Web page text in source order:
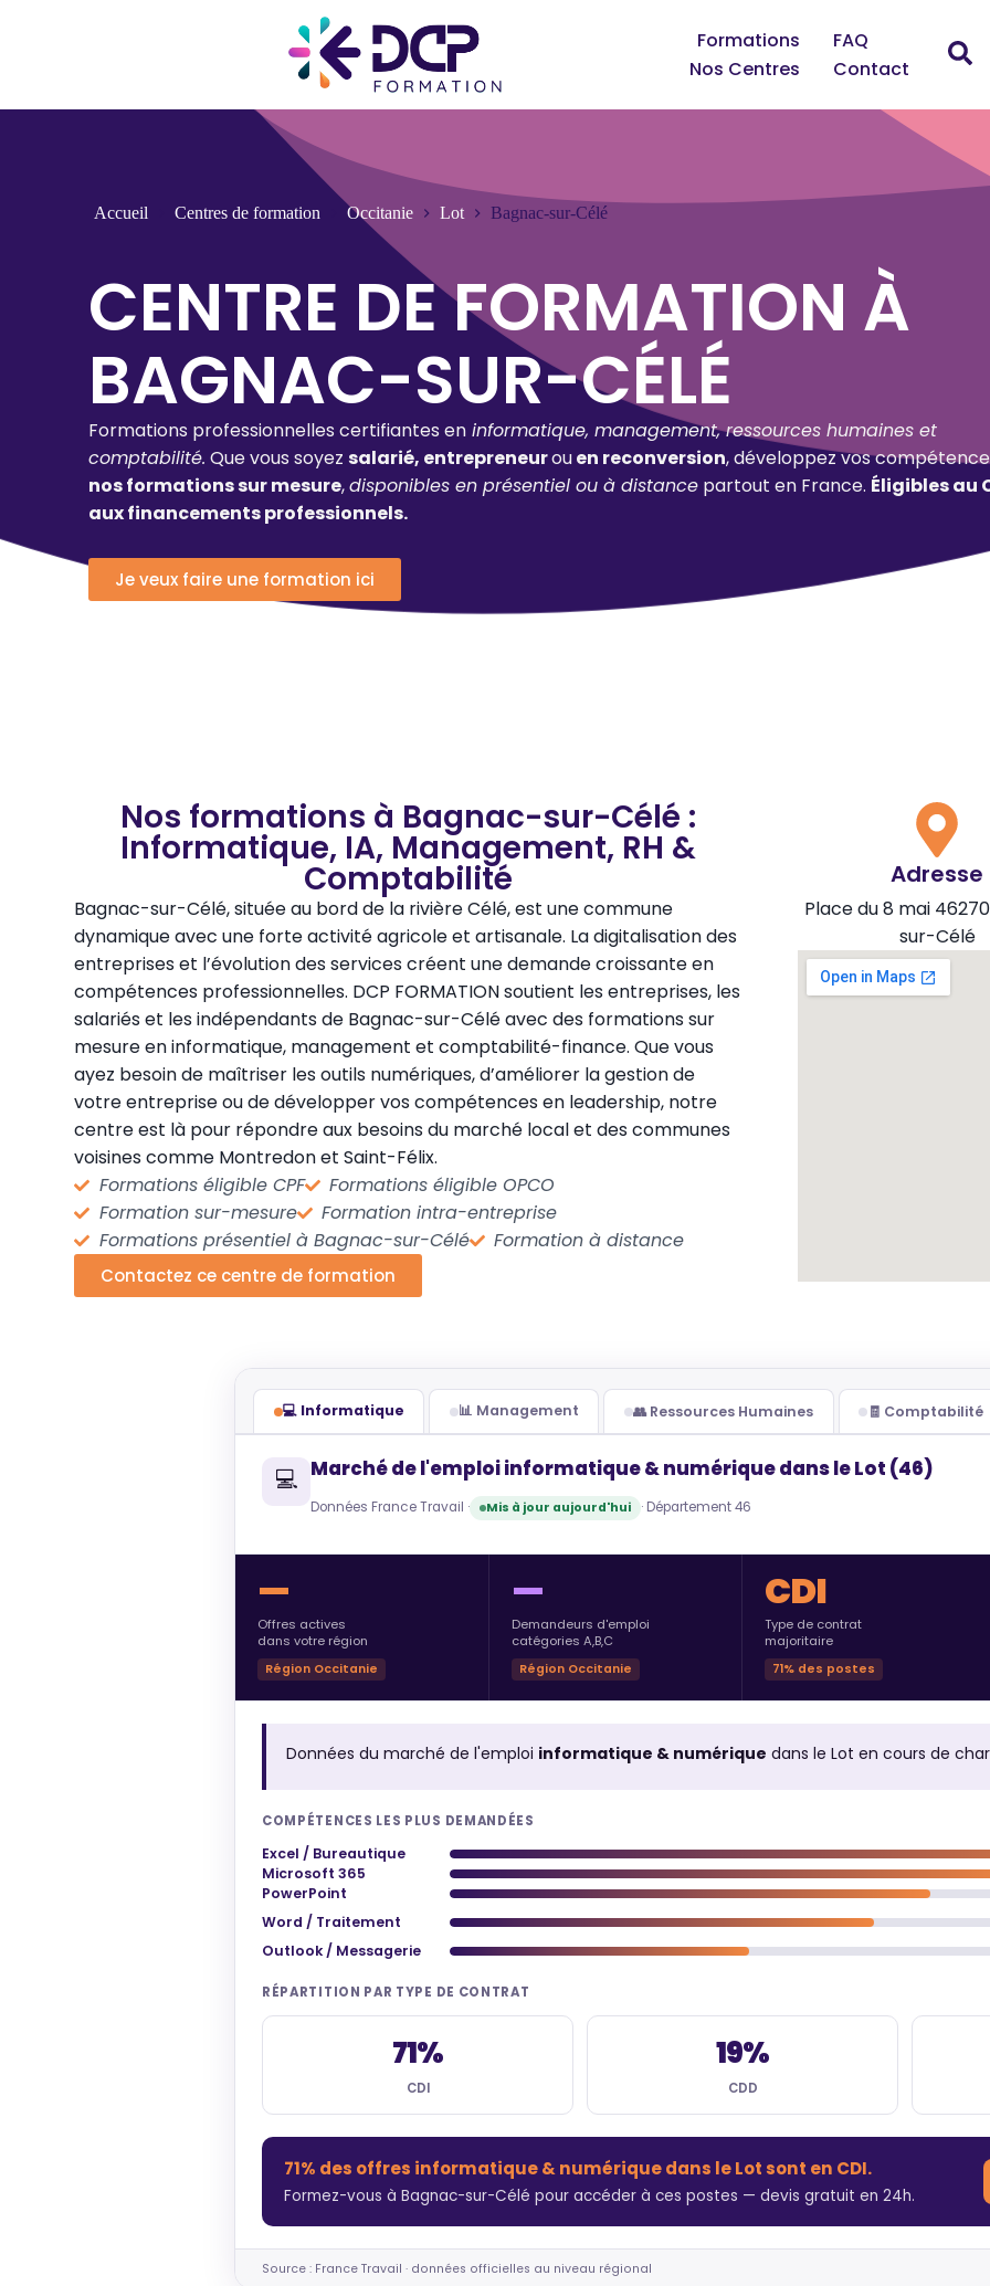
Formations
FAQ
Nos Centres
Contact
Accueil Centres de formation Occitanie Lot Bagnac-sur-Célé
CENTRE DE FORMATION À
BAGNAC-SUR-CÉLÉ
Formations professionnelles certifiantes en informatique, management, ressources humaines et
comptabilité. Que vous soyez salarié, entrepreneurouen reconversion, développez vos
nos formations sur mesure,disponibles en présentiel ou à distance partout en France. Éligibles au
aux financements professionnels.
Je veux faire une formation ici
Nos formations à Bagnac-sur-Célé :
Informatique, IA, Management, RH &
Comptabilité
Bagnac-sur-Célé, située au bord de la rivière Célé, est une commune
dynamique avec une forte activité agricole et artisanale. La digitalisation des
entreprises et l’évolution des services créent une demande croissante en
compétences professionnelles. DCP FORMATION soutient les entreprises, les
salariés et les indépendants de Bagnac-sur-Célé avec des formations sur
mesure en informatique, management et comptabilité-finance. Que vous
ayez besoin de maîtriser les outils numériques, d’améliorer la gestion de
votre entreprise ou de développer vos compétences en leadership, notre
centre est là pour répondre aux besoins du marché local et des communes
voisines comme Montredon et Saint-Félix.
Formations éligible CPF
Formations éligible OPCO
Formation sur-mesure
Formation intra-entreprise
Formations présentiel à Bagnac-sur-Célé
Formation à distance
Contactez ce centre de formation
Adresse
Place du 8 mai
sur-Célé
💻 Informatique 📊 Management 👥 Ressources Humaines 🧾 Comptabilité
💻 Marché de l'emploi informatique & numérique dans le Lot (46)
Données France Travail · Mis à jour aujourd'hui · Département 46
—
Offres actives
dans votre région
Région Occitanie
—
Demandeurs d'emploi
catégories A,B,C
Région Occitanie
CDI
Type de contrat
majoritaire
71% des postes
Données du marché de l'emploi informatique & numérique dans le Lot en cours de
COMPÉTENCES LES PLUS DEMANDÉES
Excel / Bureautique
Microsoft 365
PowerPoint
Word / Traitement
Outlook / Messagerie
RÉPARTITION PAR TYPE DE CONTRAT
71%
CDI
19%
CDD
71% des offres informatique & numérique dans le Lot sont en CDI.
Formez-vous à Bagnac-sur-Célé pour accéder à ces postes — devis gratuit en 24h.
Source : France Travail · données officielles au niveau régional